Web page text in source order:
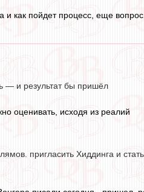
как пойдет процесс, еще
— и результат бы пришёл
оценивать, исходя из реалий
пригласить Хиддинга и